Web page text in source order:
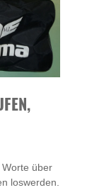
über
loswerden.